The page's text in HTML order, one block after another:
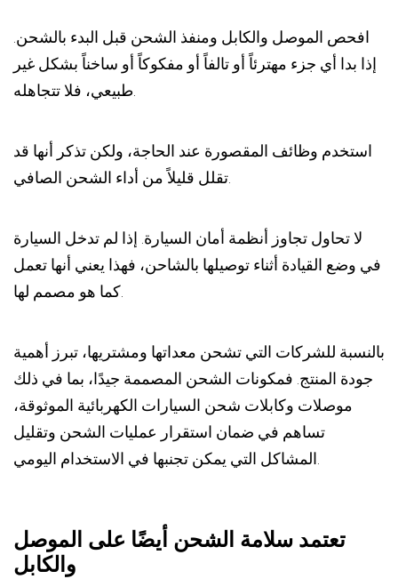
افحص الموصل والكابل ومنفذ الشحن قبل البدء بالشحن.
إذا بدا أي جزء مهترئاً أو تالفاً أو مفكوكاً أو ساخناً بشكل غير
طبيعي، فلا تتجاهله.
استخدم وظائف المقصورة عند الحاجة، ولكن تذكر أنها قد
تقلل قليلاً من أداء الشحن الصافي.
لا تحاول تجاوز أنظمة أمان السيارة. إذا لم تدخل السيارة
في وضع القيادة أثناء توصيلها بالشاحن، فهذا يعني أنها تعمل
كما هو مصمم لها.
بالنسبة للشركات التي تشحن معداتها ومشتريها، تبرز أهمية
جودة المنتج. فمكونات الشحن المصممة جيدًا، بما في ذلك
موصلات وكابلات شحن السيارات الكهربائية الموثوقة،
تساهم في ضمان استقرار عمليات الشحن وتقليل
المشاكل التي يمكن تجنبها في الاستخدام اليومي.
تعتمد سلامة الشحن أيضًا على الموصل
والكابل